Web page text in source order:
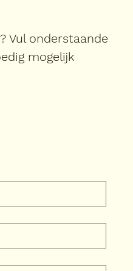
Vul onderstaande
mogelijk